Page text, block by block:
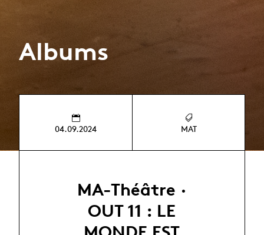
Albums
04.09.2024 MAT
MA-Théâtre ·
OUT 11 : LE